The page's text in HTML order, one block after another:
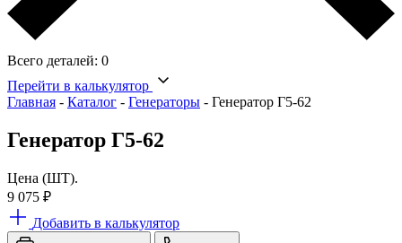
Всего деталей: 0
Перейти в калькулятор
Главная - Каталог - Генераторы - Генератор Г5-62
Генератор Г5-62
Цена (ШТ).
9 075 ₽
Добавить в калькулятор